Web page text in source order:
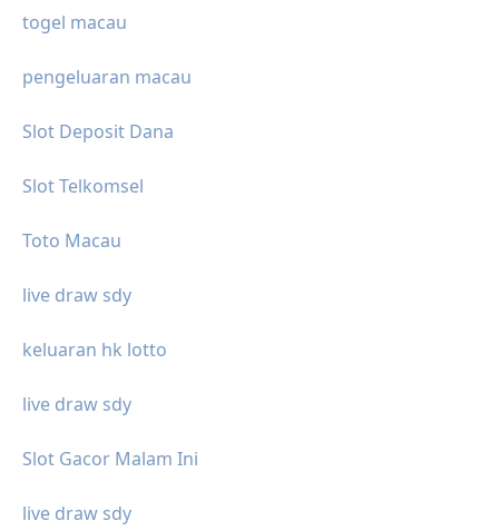
togel macau
pengeluaran macau
Slot Deposit Dana
Slot Telkomsel
Toto Macau
live draw sdy
keluaran hk lotto
live draw sdy
Slot Gacor Malam Ini
live draw sdy